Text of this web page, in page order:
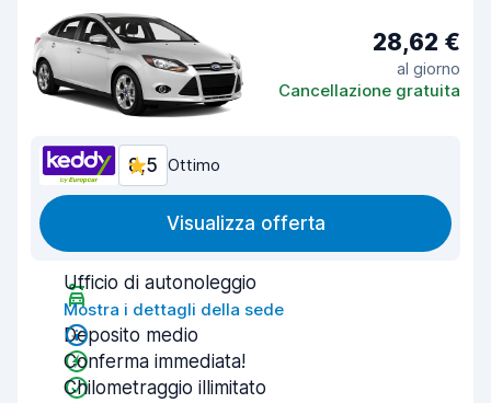
28,62 €
al giorno
Cancellazione gratuita
8,5 Ottimo
Visualizza offerta
Ufficio di autonoleggio
Mostra i dettagli della sede
Deposito medio
Conferma immediata!
Chilometraggio illimitato